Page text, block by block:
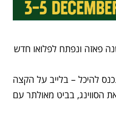
פאזה ונפתח לפלואו חדש
להיכל – בלייב על הקצה
הסווינג, בביט מאולתר עם